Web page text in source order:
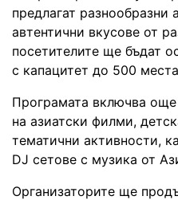
предлагат разнообразни
автентични вкусове от
посетителите ще бъдат
с капацитет до 500
Програмата включва
на азиатски филми,
тематични активности,
DJ сетове с музика от
Организаторите ще